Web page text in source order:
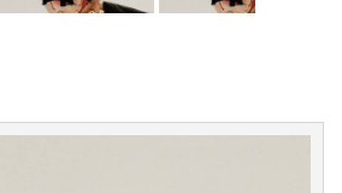
na debutu
na debutu